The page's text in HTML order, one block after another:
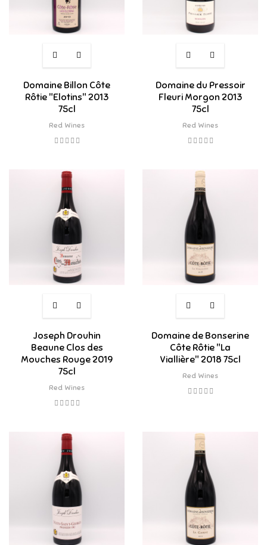
Domaine Billon Côte
Rôtie "Elotins" 2013
75cl
Red Wines
Domaine du Pressoir
Fleuri Morgon 2013
75cl
Red Wines
Joseph Drouhin
Beaune Clos des
Mouches Rouge 2019
75cl
Red Wines
Domaine de Bonserine
Côte Rôtie "La
Viallière" 2018 75cl
Red Wines